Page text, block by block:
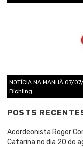
NOTÍCIA NA MANHÃ 07/
Bichling.
POSTS
Acordeonista Roger
Catarina no dia 20 de